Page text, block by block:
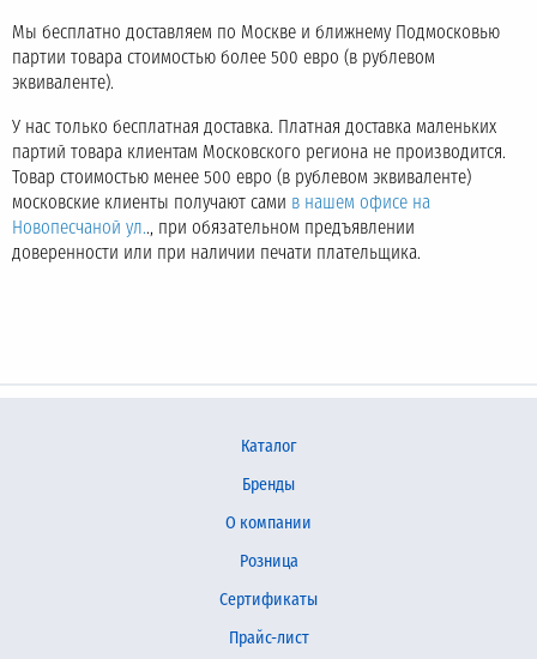
Мы бесплатно доставляем по Москве и ближнему Подмосковью
партии товара стоимостью более 500 евро (в рублевом
эквиваленте).
У нас только бесплатная доставка. Платная доставка маленьких
партий товара клиентам Московского региона не производится.
Товар стоимостью менее 500 евро (в рублевом эквиваленте)
московские клиенты получают сами в нашем офисе на
Новопесчаной ул.., при обязательном предъявлении
доверенности или при наличии печати плательщика.
Каталог
Бренды
О компании
Розница
Сертификаты
Прайс-лист